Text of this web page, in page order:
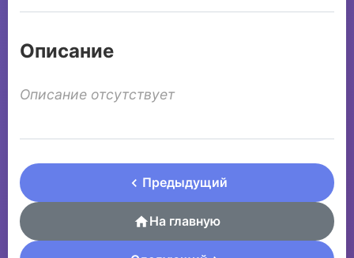
Описание
Описание отсутствует
Предыдущий
На главную